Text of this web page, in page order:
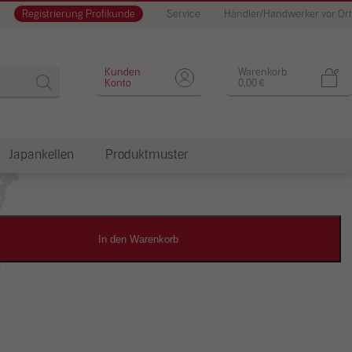
Registrierung Profikunde Service Händler/Handwerker vor Ort
Warenkorb
0,00 €
Kunden
Konto
Japankellen Produktmuster
Designputz
In den Warenkorb